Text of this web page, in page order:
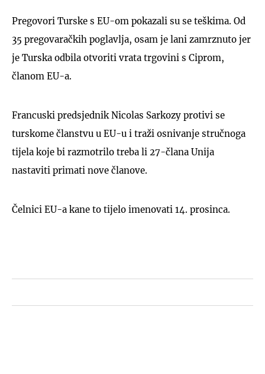
Pregovori Turske s EU-om pokazali su se teškima. Od
35 pregovaračkih poglavlja, osam je lani zamrznuto jer
je Turska odbila otvoriti vrata trgovini s Ciprom,
članom EU-a.
Francuski predsjednik Nicolas Sarkozy protivi se
turskome članstvu u EU-u i traži osnivanje stručnoga
tijela koje bi razmotrilo treba li 27-člana Unija
nastaviti primati nove članove.
Čelnici EU-a kane to tijelo imenovati 14. prosinca.